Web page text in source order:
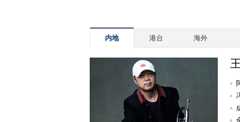
内地 港台 海外